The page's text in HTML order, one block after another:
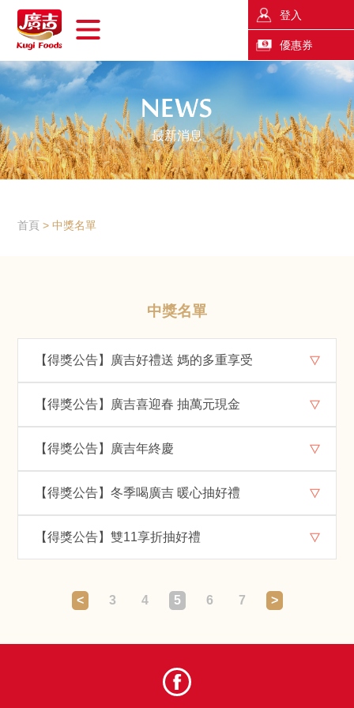
登入
優惠券
最新消息
首頁 中獎名單
中獎名單
【得獎公告】廣吉好禮送 媽的多重享受
【得獎公告】廣吉喜迎春 抽萬元現金
【得獎公告】廣吉年終慶
【得獎公告】冬季喝廣吉 暖心抽好禮
【得獎公告】雙11享折抽好禮
< 3 4 5 6 7 >